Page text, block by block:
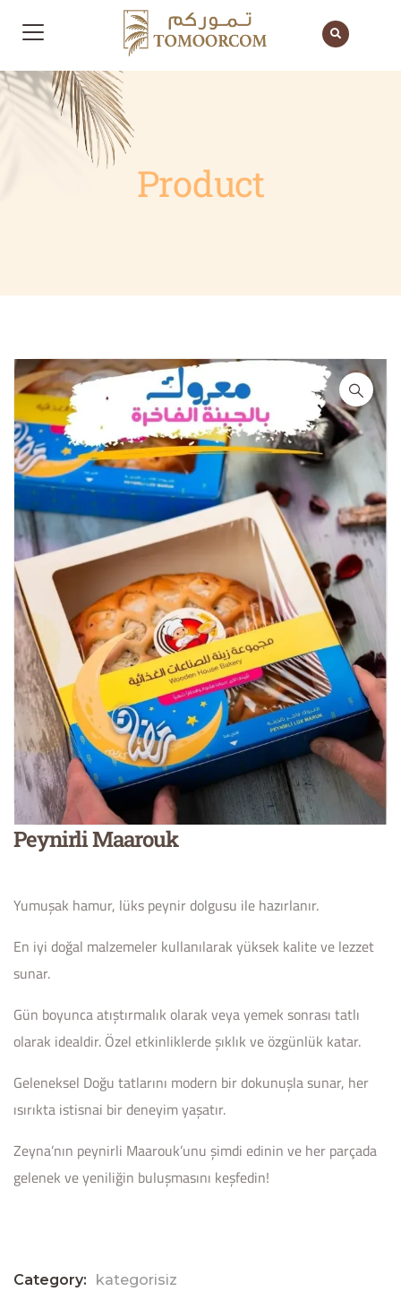
Product
Peynirli Maarouk
Yumuşak hamur, lüks peynir dolgusu ile hazırlanır.
En iyi doğal malzemeler kullanılarak yüksek kalite ve lezzet
sunar.
Gün boyunca atıştırmalık olarak veya yemek sonrası tatlı
olarak idealdir. Özel etkinliklerde şıklık ve özgünlük katar.
Geleneksel Doğu tatlarını modern bir dokunuşla sunar, her
ısırıkta istisnai bir deneyim yaşatır.
Zeyna’nın peynirli Maarouk’unu şimdi edinin ve her parçada
gelenek ve yeniliğin buluşmasını keşfedin!
Category: kategorisiz